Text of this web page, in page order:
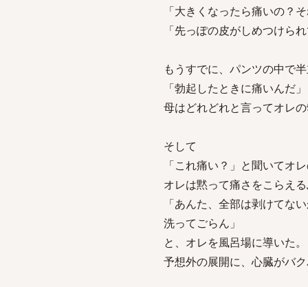
「大きくなったら痛いの？
「先っぽの皮がしめつけら
もうすでに、パンツの中で
「勃起したときに痛いんだ
母はどれどれと言ってオレ
そして
「これ痛い？」と聞いてオ
オレは黙って痛さをこらえ
「あんた、全部は剥けてな
洗ってごらん」
と、オレを風呂場に導いた。
予想外の展開に、心臓がバ